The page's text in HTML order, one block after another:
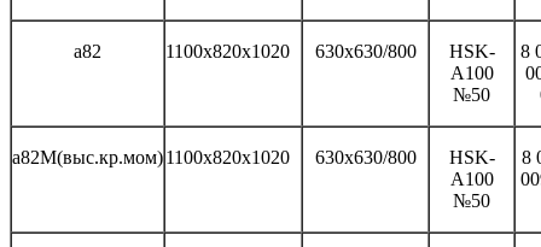
а82 1100x820x1020 630x630/800
HSK-
A100
№50
8
а82М(выс.кр.мом)1100x820x1020 630x630/800
HSK-
A100
№50
8